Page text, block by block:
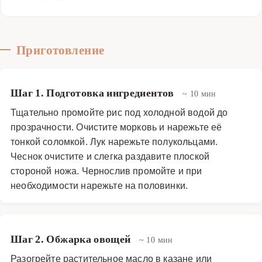
Приготовление
Шаг 1. Подготовка ингредиентов ~ 10 мин
Тщательно промойте рис под холодной водой до
прозрачности. Очистите морковь и нарежьте её
тонкой соломкой. Лук нарежьте полукольцами.
Чеснок очистите и слегка раздавите плоской
стороной ножа. Чернослив промойте и при
необходимости нарежьте на половинки.
Шаг 2. Обжарка овощей ~ 10 мин
Разогрейте растительное масло в казане или